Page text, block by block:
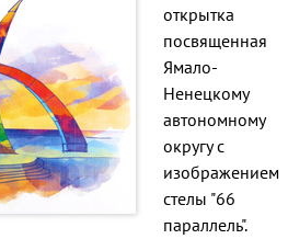
открытка
посвященная
Ямало-
Ненецкому
автономному
округу с
изображением
стелы "66
параллель".